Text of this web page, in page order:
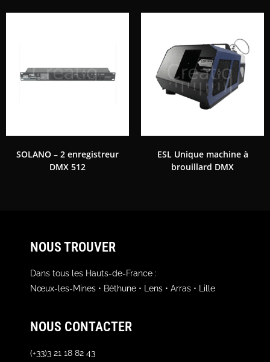
SOLANO – 2 enregistreur
DMX 512
ESL Unique machine à
brouillard DMX
NOUS TROUVER
Dans tous les Hauts-de-France :
Nœux-les-Mines • Béthune • Lens • Arras • Lille
NOUS CONTACTER
(+33)3 21 18 82 43